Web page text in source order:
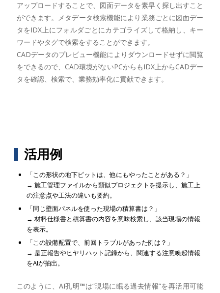
アップロードすることで、図面データを素早く探し出すこと
ができます。メタデータ検索機能により業務ごとに図面デー
タをIDX上にフォルダごとにカテゴライズして格納し、キー
ワードやタグで検索をすることができます。
CADデータのプレビュー機能によりダウンロードせずに閲覧
をできるので、CAD環境がないPCからもIDX上からCADデー
タを確認、検索で、業務効率化に貢献できます。
活用例
「この形状の地下ピットは、他にもやったことがある？」
→ 施工管理ファイルから類似プロジェクトを提示し、施工上
の注意点や工法の違いも要約。
「同じ壁面パネルを使った現場の積算書は？」
→ 材料仕様書と積算書の内容を意味検索し、該当現場の情報
を表示。
「この設備配置で、前回トラブルがあった例は？」
→ 是正報告やヒヤリハット記録から、関連する注意喚起情報
をAIが抽出。
このように、AI孔明™は“現場に眠る過去情報”を再活用可能